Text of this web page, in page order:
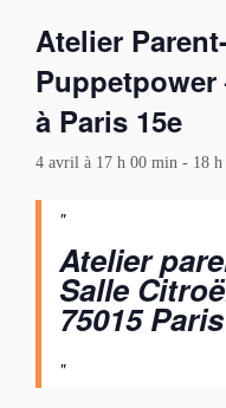
Atelier
Puppetpower
à Paris 15e
4 avril à 17 h 00 min - 18
Atelier
Salle
75015 Paris